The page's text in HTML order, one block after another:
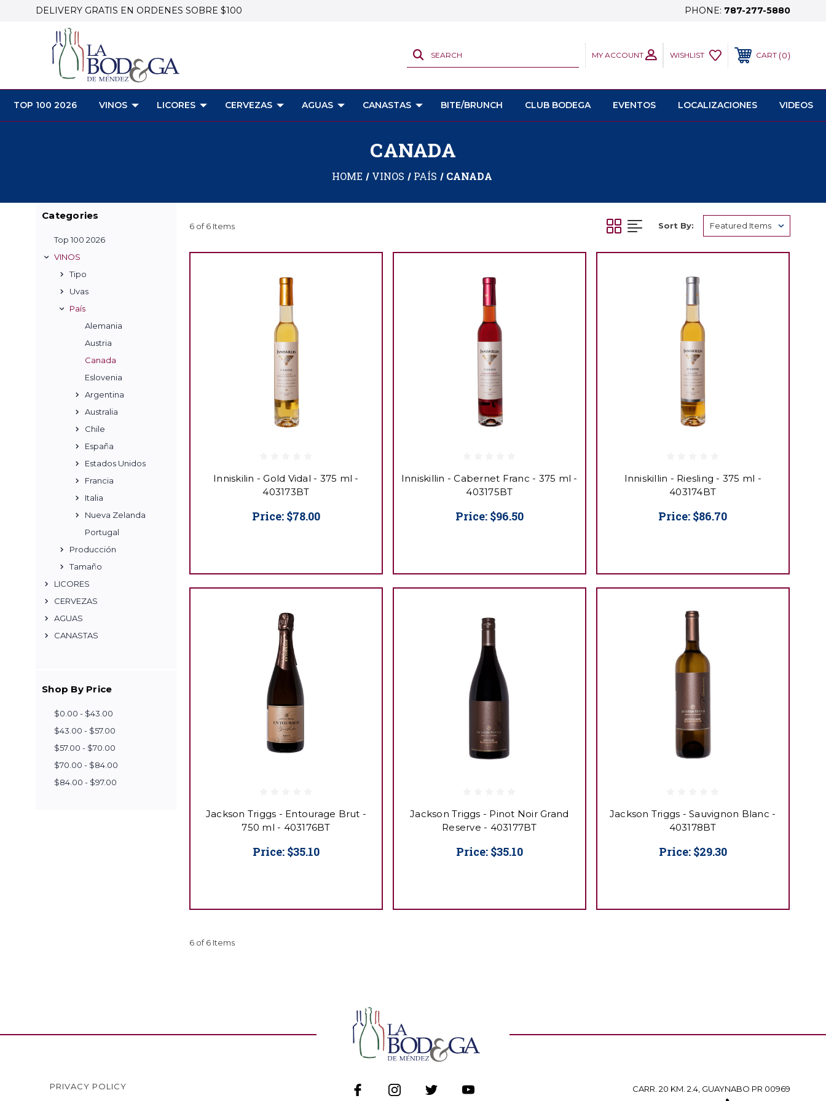
DELIVERY GRATIS EN ORDENES SOBRE $100 PHONE: 787-277-5880
MY ACCOUNT
SEARCH WISHLIST CART 0
TOP 100 2026 VINOS LICORES CERVEZAS AGUAS CANASTAS BITE/BRUNCH CLUB BODEGA EVENTOS LOCALIZACIONES VIDEOS
CANADA
HOME VINOS PAÍS CANADA
Categories
Top 100 2026
VINOS
Tipo
Uvas
País
Alemania
Austria
Canada
Eslovenia
Argentina
Australia
Chile
España
Estados Unidos
Francia
Italia
Nueva Zelanda
Portugal
Producción
Tamaño
LICORES
CERVEZAS
AGUAS
CANASTAS
Shop By Price
$0.00 - $43.00
$43.00 - $57.00
$57.00 - $70.00
$70.00 - $84.00
$84.00 - $97.00
6 of 6 Items Sort By:
Inniskilin - Gold Vidal - 375 ml -
403173BT
Price: $78.00
Inniskillin - Cabernet Franc - 375 ml -
403175BT
Price: $96.50
Inniskillin - Riesling - 375 ml -
403174BT
Price: $86.70
Jackson Triggs - Entourage Brut -
750 ml - 403176BT
Price: $35.10
Jackson Triggs - Pinot Noir Grand
Reserve - 403177BT
Price: $35.10
Jackson Triggs - Sauvignon Blanc -
403178BT
Price: $29.30
6 of 6 Items
PRIVACY POLICY
CARR. 20 KM. 2.4, GUAYNABO PR 00969